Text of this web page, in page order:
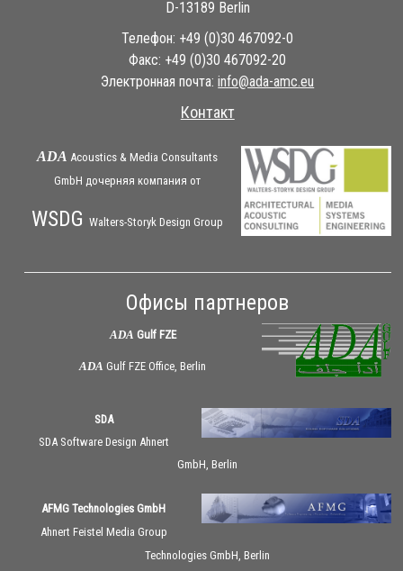
D-13189 Berlin
Телефон: +49 (0)30 467092-0
Факс: +49 (0)30 467092-20
Электронная почта:ue.cma-ada@ofni
Контакт
ADA Acoustics & Media Consultants
GmbH дочерняя компания от
WSDG Walters-Storyk Design Group
Офисы партнеров
ADA Gulf FZE
ADA Gulf FZE Office, Berlin
SDA
SDA Software Design Ahnert
GmbH, Berlin
AFMG Technologies GmbH
Ahnert Feistel Media Group
Technologies GmbH, Berlin